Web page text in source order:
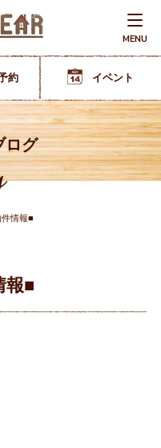
MENU
約 イベント
ログ
情報■
報■